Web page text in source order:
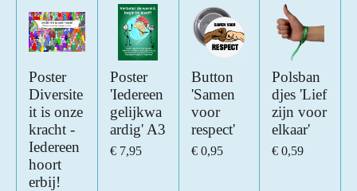
Poster
Diversite
it is onze
kracht -
Iedereen
hoort
erbij!
Poster
'Iedereen
gelijkwa
ardig' A3
€ 7,95
Button
'Samen
voor
respect'
€ 0,95
Polsban
djes 'Lief
zijn voor
elkaar'
€ 0,59